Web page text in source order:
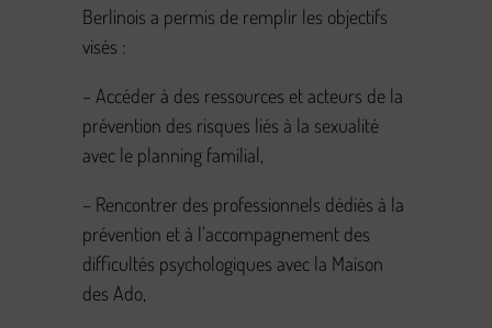
Berlinois a permis de remplir les objectifs
visés :
– Accéder à des ressources et acteurs de la
prévention des risques liés à la sexualité
avec le planning familial,
– Rencontrer des professionnels dédiés à la
prévention et à l’accompagnement des
difficultés psychologiques avec la Maison
des Ado,